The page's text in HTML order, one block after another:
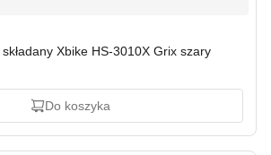
Xbike HS-3010X Grix szary
Do koszyka